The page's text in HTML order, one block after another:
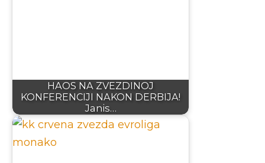
HAOS NA ZVEZDINOJ
KONFERENCIJI NAKON DERBIJA!
Janis…